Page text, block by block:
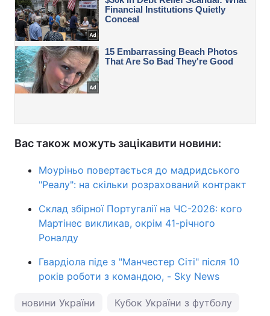
Вас також можуть зацікавити новини:
Моуріньо повертається до мадридського
"Реалу": на скільки розрахований контракт
Склад збірної Португалії на ЧС-2026: кого
Мартінес викликав, окрім 41-річного
Роналду
Гвардіола піде з "Манчестер Сіті" після 10
років роботи з командою, - Sky News
новини України Кубок України з футболу